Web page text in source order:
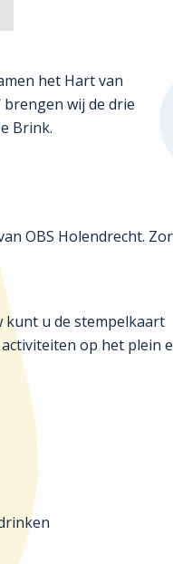
het Hart van
wij de drie
Brink.
OBS Holendrecht.
kunt u de stempelkaart
op het plein